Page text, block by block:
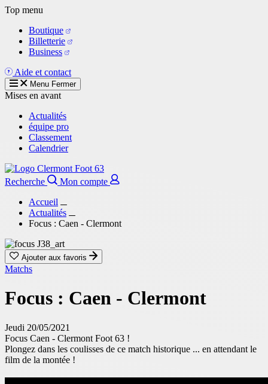
Aller
contenu
principal
Top menu
Boutique
Billetterie
Business
Aide et contact
Menu Fermer
Mises en avant
Actualités
équipe pro
Classement
Calendrier
Recherche
Mon compte
Accueil
Actualités
Focus : Caen - Clermont
Ajouter aux favoris
Matchs
Focus : Caen - Clermont
Jeudi 20/05/2021
Focus Caen - Clermont Foot 63 !
Plongez dans les coulisses de ce match historique ... en attendant le
film de la montée !